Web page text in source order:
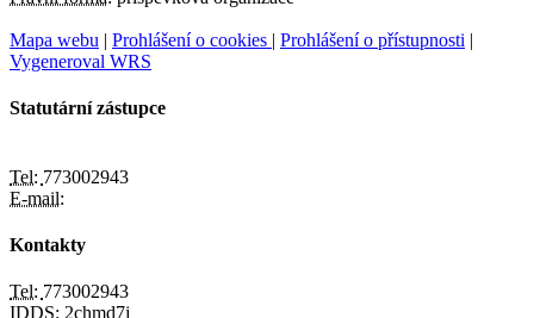
Mapa webu | Prohlášení o cookies | Prohlášení o přístupnosti |
Vygeneroval WRS
Statutární zástupce
Tel: 773002943
E-mail:
Kontakty
Tel: 773002943
IDDS: 2chmd7j